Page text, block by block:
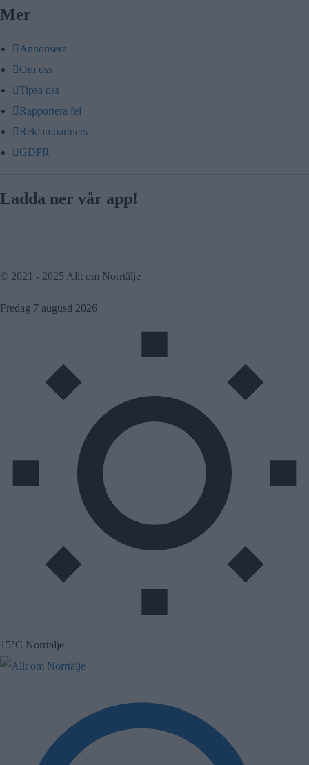
Mer
Annonsera
Om oss
Tipsa oss
Rapportera fel
Reklampartners
GDPR
Ladda ner vår app!
© 2021 - 2025 Allt om Norrtälje
Fredag 7 augusti 2026
15°C Norrtälje